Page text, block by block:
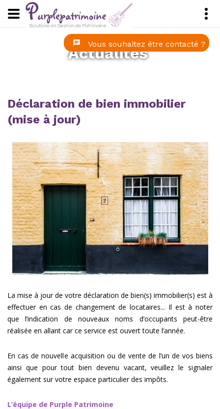
Panneau de gestion des cookies
Actualités
Déclaration de bien immobilier
(mise à jour)
La mise à jour de votre déclaration de bien(s) immobilier(s) est à
effectuer en cas de changement de locataires... Il est à noter
que l’indication de nouveaux noms d’occupants peut-être
réalisée en allant car ce service est ouvert toute l’année.
En cas de nouvelle acquisition ou de vente de l’un de vos biens
ainsi que pour tout bien devenu vacant, veuillez le signaler
également sur votre espace particulier des impôts.
L’équipe de Purple Patrimoine
Vous souhaitez être contacté ?